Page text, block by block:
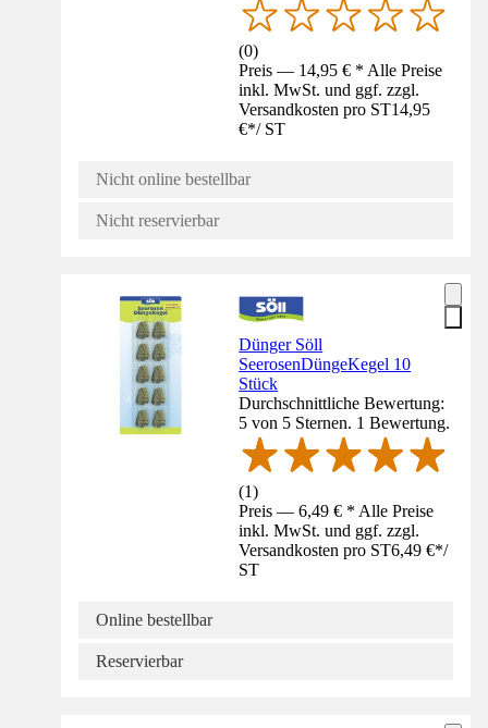
(0)
Preis — 14,95 € * Alle Preise
inkl. MwSt. und ggf. zzgl.
Versandkosten pro ST14,95
€*/ ST
Nicht online bestellbar
Nicht reservierbar
Dünger Söll
SeerosenDüngeKegel 10
Stück
Durchschnittliche Bewertung:
5 von 5 Sternen. 1 Bewertung.
(1)
Preis — 6,49 € * Alle Preise
inkl. MwSt. und ggf. zzgl.
Versandkosten pro ST6,49 €*/
ST
Online bestellbar
Reservierbar